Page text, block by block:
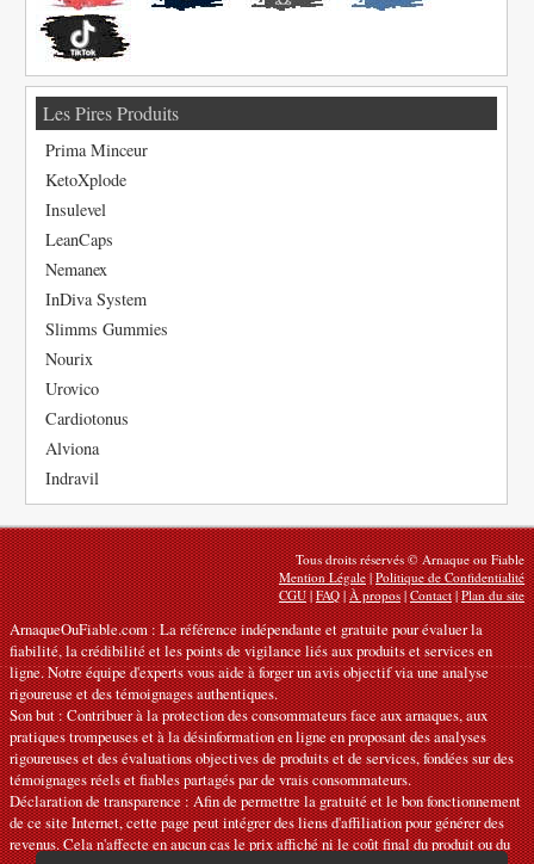
Les Pires Produits
Prima Minceur
KetoXplode
Insulevel
LeanCaps
Nemanex
InDiva System
Slimms Gummies
Nourix
Urovico
Cardiotonus
Alviona
Indravil
Tous droits réservés © Arnaque ou Fiable
Mention Légale|Politique de Confidentialité
CGU|FAQ|À propos|Contact|Plan du site
ArnaqueOuFiable.com : La référence indépendante et gratuite pour évaluer la
fiabilité, la crédibilité et les points de vigilance liés aux produits et services en
ligne. Notre équipe d'experts vous aide à forger un avis objectif via une analyse
rigoureuse et des témoignages authentiques.
Son but : Contribuer à la protection des consommateurs face aux arnaques, aux
pratiques trompeuses et à la désinformation en ligne en proposant des analyses
rigoureuses et des évaluations objectives de produits et de services, fondées sur des
témoignages réels et fiables partagés par de vrais consommateurs.
Déclaration de transparence : Afin de permettre la gratuité et le bon fonctionnement
de ce site Internet, cette page peut intégrer des liens d'affiliation pour générer des
revenus. Cela n'affecte en aucun cas le prix affiché ni le coût final du produit ou du